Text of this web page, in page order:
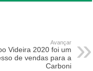
Avançar
Videira 2020 foi um
de vendas para a
Carboni